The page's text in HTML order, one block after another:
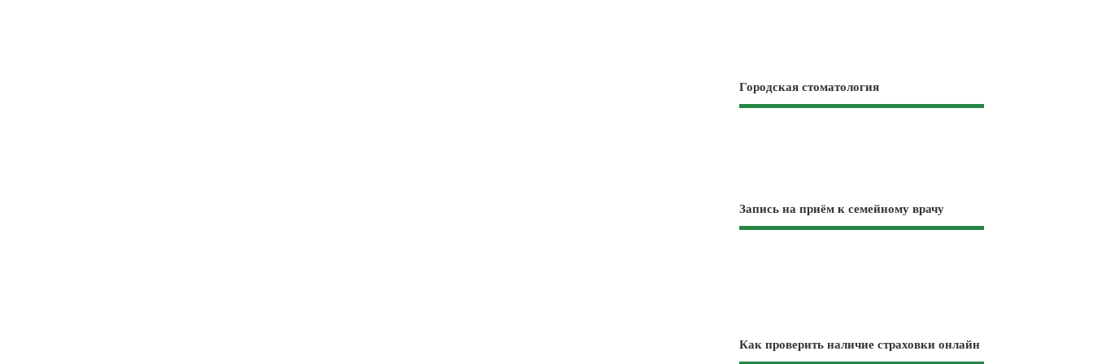
Городская стоматология
Запись на приём к семейному врачу
Как проверить наличие страховки онлайн